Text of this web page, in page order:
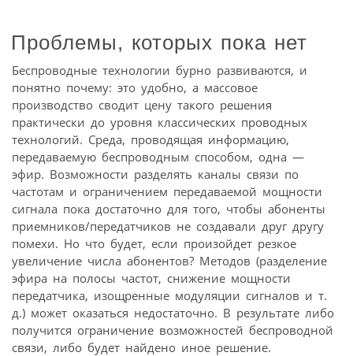
Проблемы, которых пока нет
Беспроводные технологии бурно развиваются, и
понятно почему: это удобно, а массовое
производство сводит цену такого решения
практически до уровня классических проводных
технологий. Среда, проводящая информацию,
передаваемую беспроводным способом, одна —
эфир. Возможности разделять каналы связи по
частотам и ограничением передаваемой мощности
сигнала пока достаточно для того, чтобы абоненты
приемников/передатчиков не создавали друг другу
помехи. Но что будет, если произойдет резкое
увеличение числа абонентов? Методов (разделение
эфира на полосы частот, снижение мощности
передатчика, изощренные модуляции сигналов и т.
д.) может оказаться недостаточно. В результате либо
получится ограничение возможностей беспроводной
связи, либо будет найдено иное решение.